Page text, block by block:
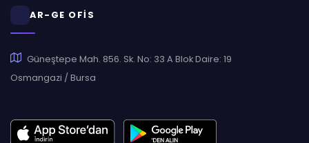
AR-GE OFİS
Güneştepe Mah. 856. Sk. No: 33 A Blok Daire: 19
Osmangazi / Bursa